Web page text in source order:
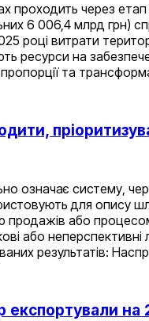
через
6 006,4 млрд
році витрати
ресурси на
та
означає систему,
для опису
або
або неперспективні
результатів:
експортували